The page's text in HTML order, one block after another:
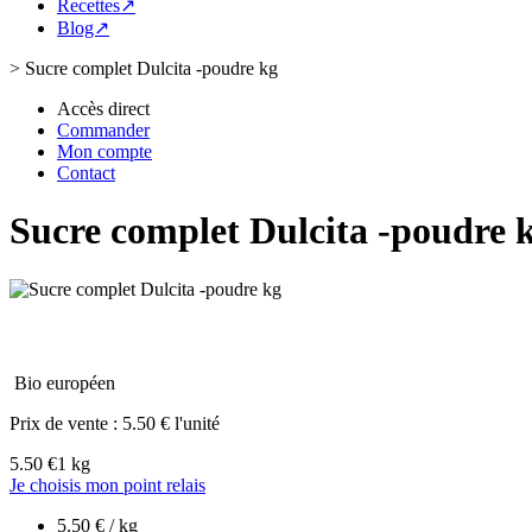
Recettes↗
Blog↗
> Sucre complet Dulcita -poudre kg
Accès direct
Commander
Mon compte
Contact
Sucre complet Dulcita -poudre
Bio européen
Prix de vente : 5.50 € l'unité
5.50 €1 kg
Je choisis mon point relais
5.50 € / kg